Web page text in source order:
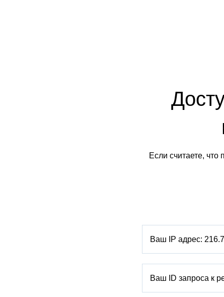
Если считаете,
Ваш IP адрес:
Ваш ID запроса к